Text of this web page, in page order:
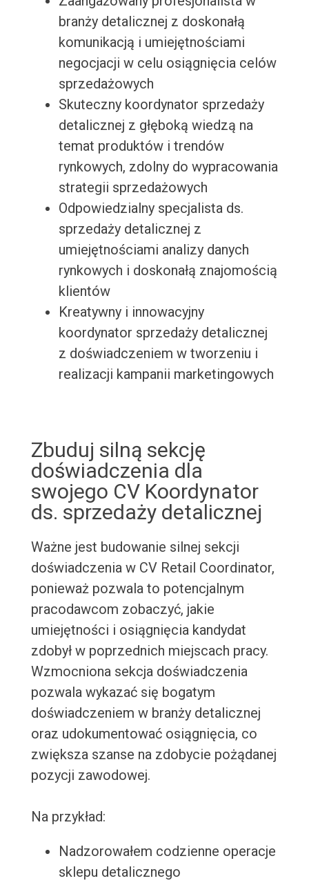
branży detalicznej z doskonałą
komunikacją i umiejętnościami
negocjacji w celu osiągnięcia celów
sprzedażowych
Skuteczny koordynator sprzedaży
detalicznej z głęboką wiedzą na
temat produktów i trendów
rynkowych, zdolny do wypracowania
strategii sprzedażowych
Odpowiedzialny specjalista ds.
sprzedaży detalicznej z
umiejętnościami analizy danych
rynkowych i doskonałą znajomością
klientów
Kreatywny i innowacyjny
koordynator sprzedaży detalicznej
z doświadczeniem w tworzeniu i
realizacji kampanii marketingowych
Zbuduj silną sekcję
doświadczenia dla
swojego CV Koordynator
ds. sprzedaży detalicznej
Ważne jest budowanie silnej sekcji
doświadczenia w CV Retail Coordinator,
ponieważ pozwala to potencjalnym
pracodawcom zobaczyć, jakie
umiejętności i osiągnięcia kandydat
zdobył w poprzednich miejscach pracy.
Wzmocniona sekcja doświadczenia
pozwala wykazać się bogatym
doświadczeniem w branży detalicznej
oraz udokumentować osiągnięcia, co
zwiększa szanse na zdobycie pożądanej
pozycji zawodowej.
Na przykład:
Nadzorowałem codzienne operacje
sklepu detalicznego